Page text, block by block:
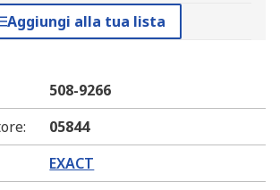
Aggiungi alla tua lista
508-9266
:
05844
EXACT